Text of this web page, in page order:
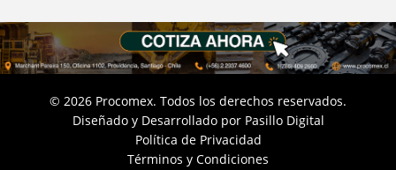
© 2026 Procomex. Todos los derechos reservados.
Diseñado y Desarrollado por Pasillo Digital
Política de Privacidad
Términos y Condiciones